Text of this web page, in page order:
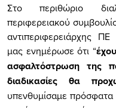
Στο περιθώριο
περιφερειακού
αντιπεριφερειάρχης
μας ενημέρωσε ότι “
ασφαλτόστρωση της
διαδικασίες θα
υπενθυμίσαμε πρόσφατα